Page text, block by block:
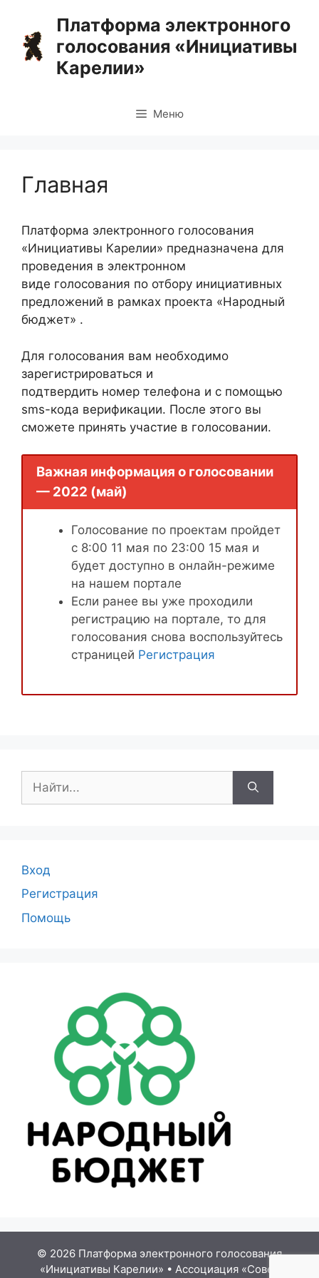
содержимому
Платформа электронного
голосования «Инициативы
Карелии»
Меню
Главная
Платформа электронного голосования
«Инициативы Карелии» предназначена для
проведения в электронном
виде голосования по отбору инициативных
предложений в рамках проекта «Народный
бюджет» .
Для голосования вам необходимо
зарегистрироваться и
подтвердить номер телефона и с помощью
sms-кода верификации. После этого вы
сможете принять участие в голосовании.
Важная информация о голосовании
— 2022 (май)
Голосование по проектам пройдет
с 8:00 11 мая по 23:00 15 мая и
будет доступно в онлайн-режиме
на нашем портале
Если ранее вы уже проходили
регистрацию на портале, то для
голосования снова воспользуйтесь
страницей Регистрация
Вход
Регистрация
Помощь
© 2026 Платформа электронного голосования
«Инициативы Карелии» • Ассоциация «Совет